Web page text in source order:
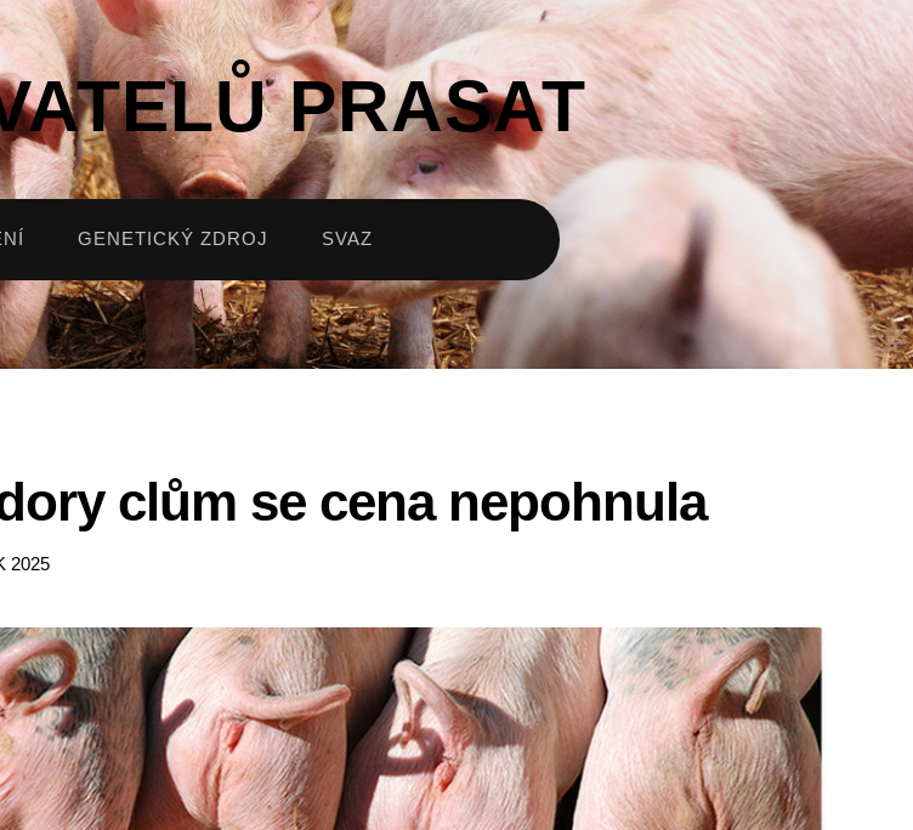
PRASAT
GENETICKÝ ZDROJ SVAZ
clům se cena nepohnula
2025